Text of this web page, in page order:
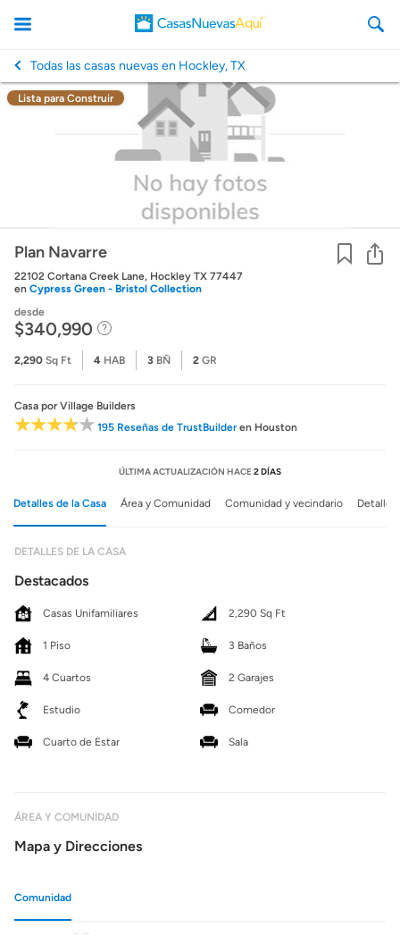
CasasNuevasAqui
Todas las casas nuevas en Hockley, TX
Lista para Construir
Plan Navarre
22102 Cortana Creek Lane, Hockley TX 77447
en Cypress Green - Bristol Collection
desde
$340,990
2,290 Sq Ft 4 HAB 3 BÑ 2 GR
Casa por Village Builders
195 Reseñas de TrustBuilderen Houston
ÚLTIMA ACTUALIZACIÓN HACE2 DÍAS
Detalles de la Casa Área y Comunidad Comunidad y vecindario
DETALLES DE LA CASA
Destacados
Casas Unifamiliares 2,290 Sq Ft
1 Piso 3 Baños
4 Cuartos 2 Garajes
Estudio Comedor
Cuarto de Estar Sala
ÁREA Y COMUNIDAD
Mapa y Direcciones
Comunidad